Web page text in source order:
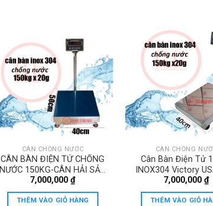
CÂN CHỐNG NƯỚC
CÂN BÀN ĐIỆN TỬ CHỐNG
NƯỚC 150KG-CÂN HẢI SẢN
XK3108A/Bảo Hành 36
Tháng
7,000,000₫
THÊM VÀO GIỎ HÀNG
CÂN CHỐNG
Cân Bàn Điện Tử
INOX304 Victory
Hành 36 Tháng
7,000,000₫
THÊM VÀO GIỎ